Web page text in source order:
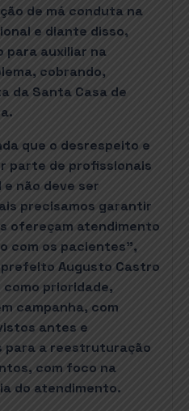
de má conduta na
e diante disso,
para auxiliar na
cobrando,
da Santa Casa de
que o desrespeito e
parte de profissionais
não deve ser
precisamos garantir
ofereçam atendimento
com os pacientes”,
Augusto Castro
prioridade,
campanha, com
antes e
para a reestruturação
com foco na
do atendimento.